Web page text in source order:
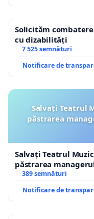
Solicităm
cu dizabilități
7 525 semnături
Notificare de
Salvați Teatrul
păstrarea
Salvați Teatrul
păstrarea
ROGOJAN
389 semnături
Notificare de